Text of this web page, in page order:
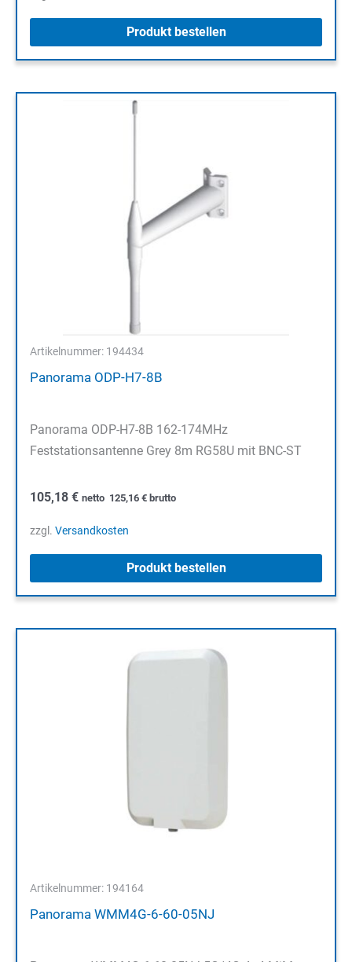
Produkt bestellen
Artikelnummer: 194434
Panorama ODP-H7-8B
Panorama ODP-H7-8B 162-174MHz
Feststationsantenne Grey 8m RG58U mit BNC-ST
105,18 € netto 125,16 € brutto
zzgl. Versandkosten
Produkt bestellen
Artikelnummer: 194164
Panorama WMM4G-6-60-05NJ